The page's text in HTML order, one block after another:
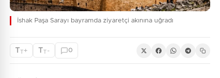
İshak Paşa Sarayı bayramda ziyaretçi akınına uğradı
TT+ TT - 0